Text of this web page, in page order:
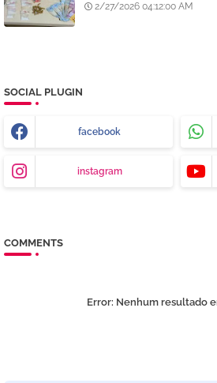
2/27/2026 04:12:00 AM
SOCIAL PLUGIN
facebook
instagram
COMMENTS
Error: Nenhum resultado